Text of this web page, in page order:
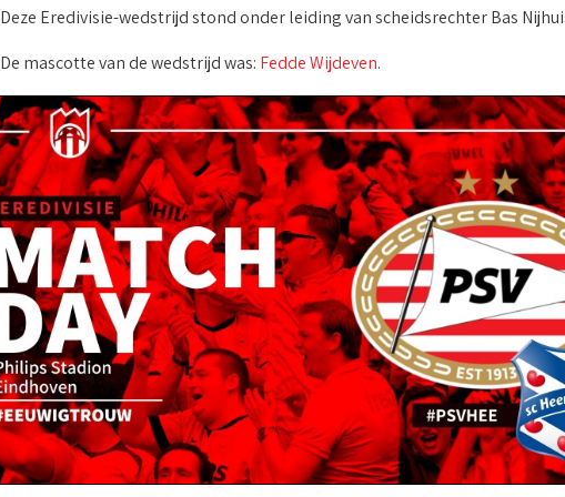
Deze Eredivisie-wedstrijd stond onder leiding van scheidsrechter Bas
De mascotte van de wedstrijd was: Fedde Wijdeven.